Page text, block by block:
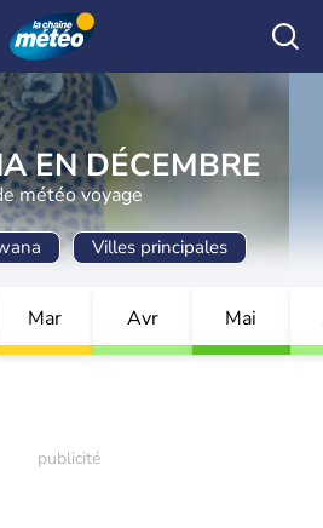
EN DÉCEMBRE
météo voyage
Villes principales
Mar Avr Mai